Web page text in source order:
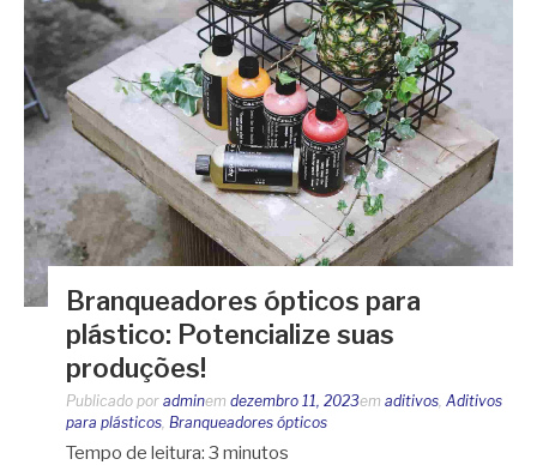
Branqueadores ópticos para
plástico: Potencialize suas
produções!
Publicado por adminem dezembro 11, 2023em aditivos Aditivos
para plásticos Branqueadores ópticos
Tempo de leitura: 3 minutos